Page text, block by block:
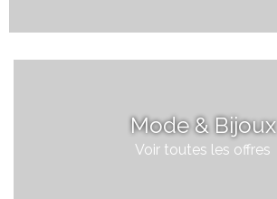
Mode & Bijoux
Voir toutes les offres